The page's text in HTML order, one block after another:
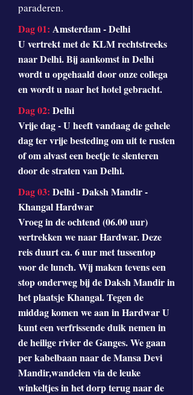
paraderen.
Dag 01: Amsterdam - Delhi
U vertrekt met de KLM rechtstreeks
naar Delhi. Bij aankomst in Delhi
wordt u opgehaald door onze collega
en wordt u naar het hotel gebracht.
Dag 02: Delhi
Vrije dag - U heeft vandaag de gehele
dag ter vrije besteding om uit te rusten
of om alvast een beetje te slenteren
door de straten van Delhi.
Dag 03: Delhi - Daksh Mandir -
Khangal Hardwar
Vroeg in de ochtend (06.00 uur)
vertrekken we naar Hardwar. Deze
reis duurt ca. 6 uur met tussentop
voor de lunch. Wij maken tevens een
stop onderweg bij de Daksh Mandir in
het plaatsje Khangal. Tegen de
middag komen we aan in Hardwar U
kunt een verfrissende duik nemen in
de heilige rivier de Ganges. We gaan
per kabelbaan naar de Mansa Devi
Mandir,wandelen via de leuke
winkeltjes in het dorp terug naar de